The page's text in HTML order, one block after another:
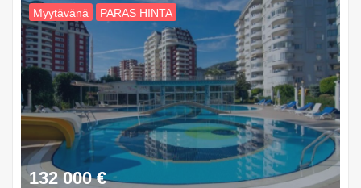
Myytävänä PARAS HINTA
132 000 €